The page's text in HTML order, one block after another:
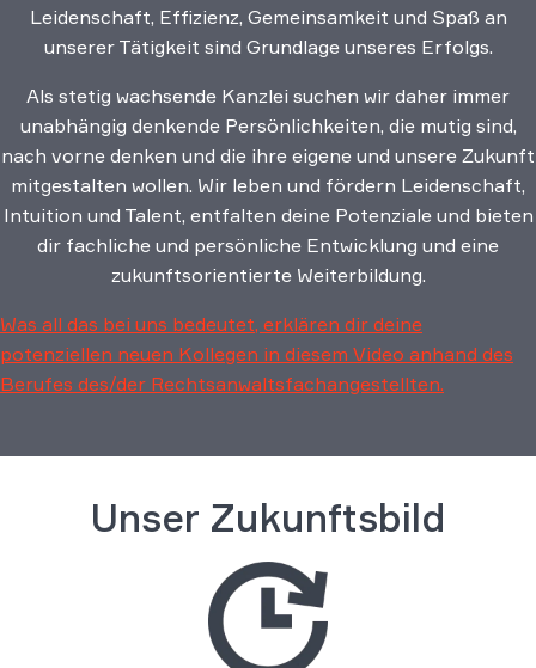
Leidenschaft, Effizienz, Gemeinsamkeit und Spaß an
unserer Tätigkeit sind Grundlage unseres Erfolgs.
Als stetig wachsende Kanzlei suchen wir daher immer
unabhängig denkende Persönlichkeiten, die mutig sind,
nach vorne denken und die ihre eigene und unsere Zukunft
mitgestalten wollen. Wir leben und fördern Leidenschaft,
Intuition und Talent, entfalten deine Potenziale und bieten
dir fachliche und persönliche Entwicklung und eine
zukunftsorientierte Weiterbildung.
Was all das bei uns bedeutet, erklären dir deine
potenziellen neuen Kollegen in diesem Video anhand des
Berufes des/der Rechtsanwaltsfachangestellten.
Unser Zukunftsbild